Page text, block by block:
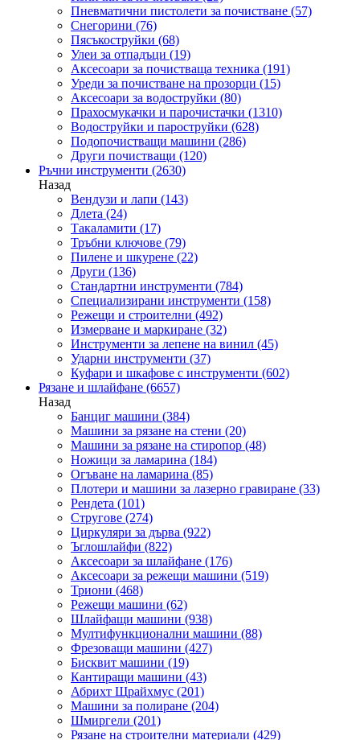
Пневматични пистолети за почистване (57)
Снегорини (76)
Пясъкоструйки (68)
Улеи за отпадъци (19)
Аксесоари за почистваща техника (191)
Уреди за почистване на прозорци (15)
Аксесоари за водоструйки (80)
Прахосмукачки и парочистачки (1310)
Водоструйки и пароструйки (628)
Подопочистващи машини (286)
Други почистващи (120)
Ръчни инструменти (2630)
Назад
Вендузи и лапи (143)
Длета (24)
Такаламити (17)
Тръбни ключове (79)
Пилене и шкурене (22)
Други (136)
Стандартни инструменти (784)
Специализирани инструменти (158)
Режещи и строителни (492)
Измерване и маркиране (32)
Инструменти за лепене на винил (45)
Ударни инструменти (37)
Куфари и шкафове с инструменти (602)
Рязане и шлайфане (6657)
Назад
Банциг машини (384)
Машини за рязане на стени (20)
Машини за рязане на стиропор (48)
Ножици за ламарина (184)
Огъване на ламарина (85)
Плотери и машини за лазерно гравиране (33)
Рендета (101)
Стругове (274)
Циркуляри за дърва (922)
Ъглошлайфи (822)
Аксесоари за шлайфане (176)
Аксесоари за режещи машини (519)
Триони (468)
Режещи машини (62)
Шлайфащи машини (938)
Мултифункционални машини (88)
Фрезоващи машини (427)
Бисквит машини (19)
Кантиращи машини (43)
Абрихт Щрайхмус (201)
Машини за полиране (204)
Шмиргели (201)
Рязане на строителни материали (429)